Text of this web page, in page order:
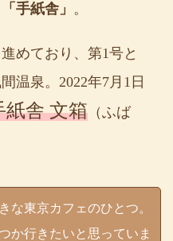
「手紙舎」 。
めており、第1号と
温泉。2022年7月1日
紙舎 文箱 （ふば
な東京カフェのひとつ。
か行きたいと思っていま